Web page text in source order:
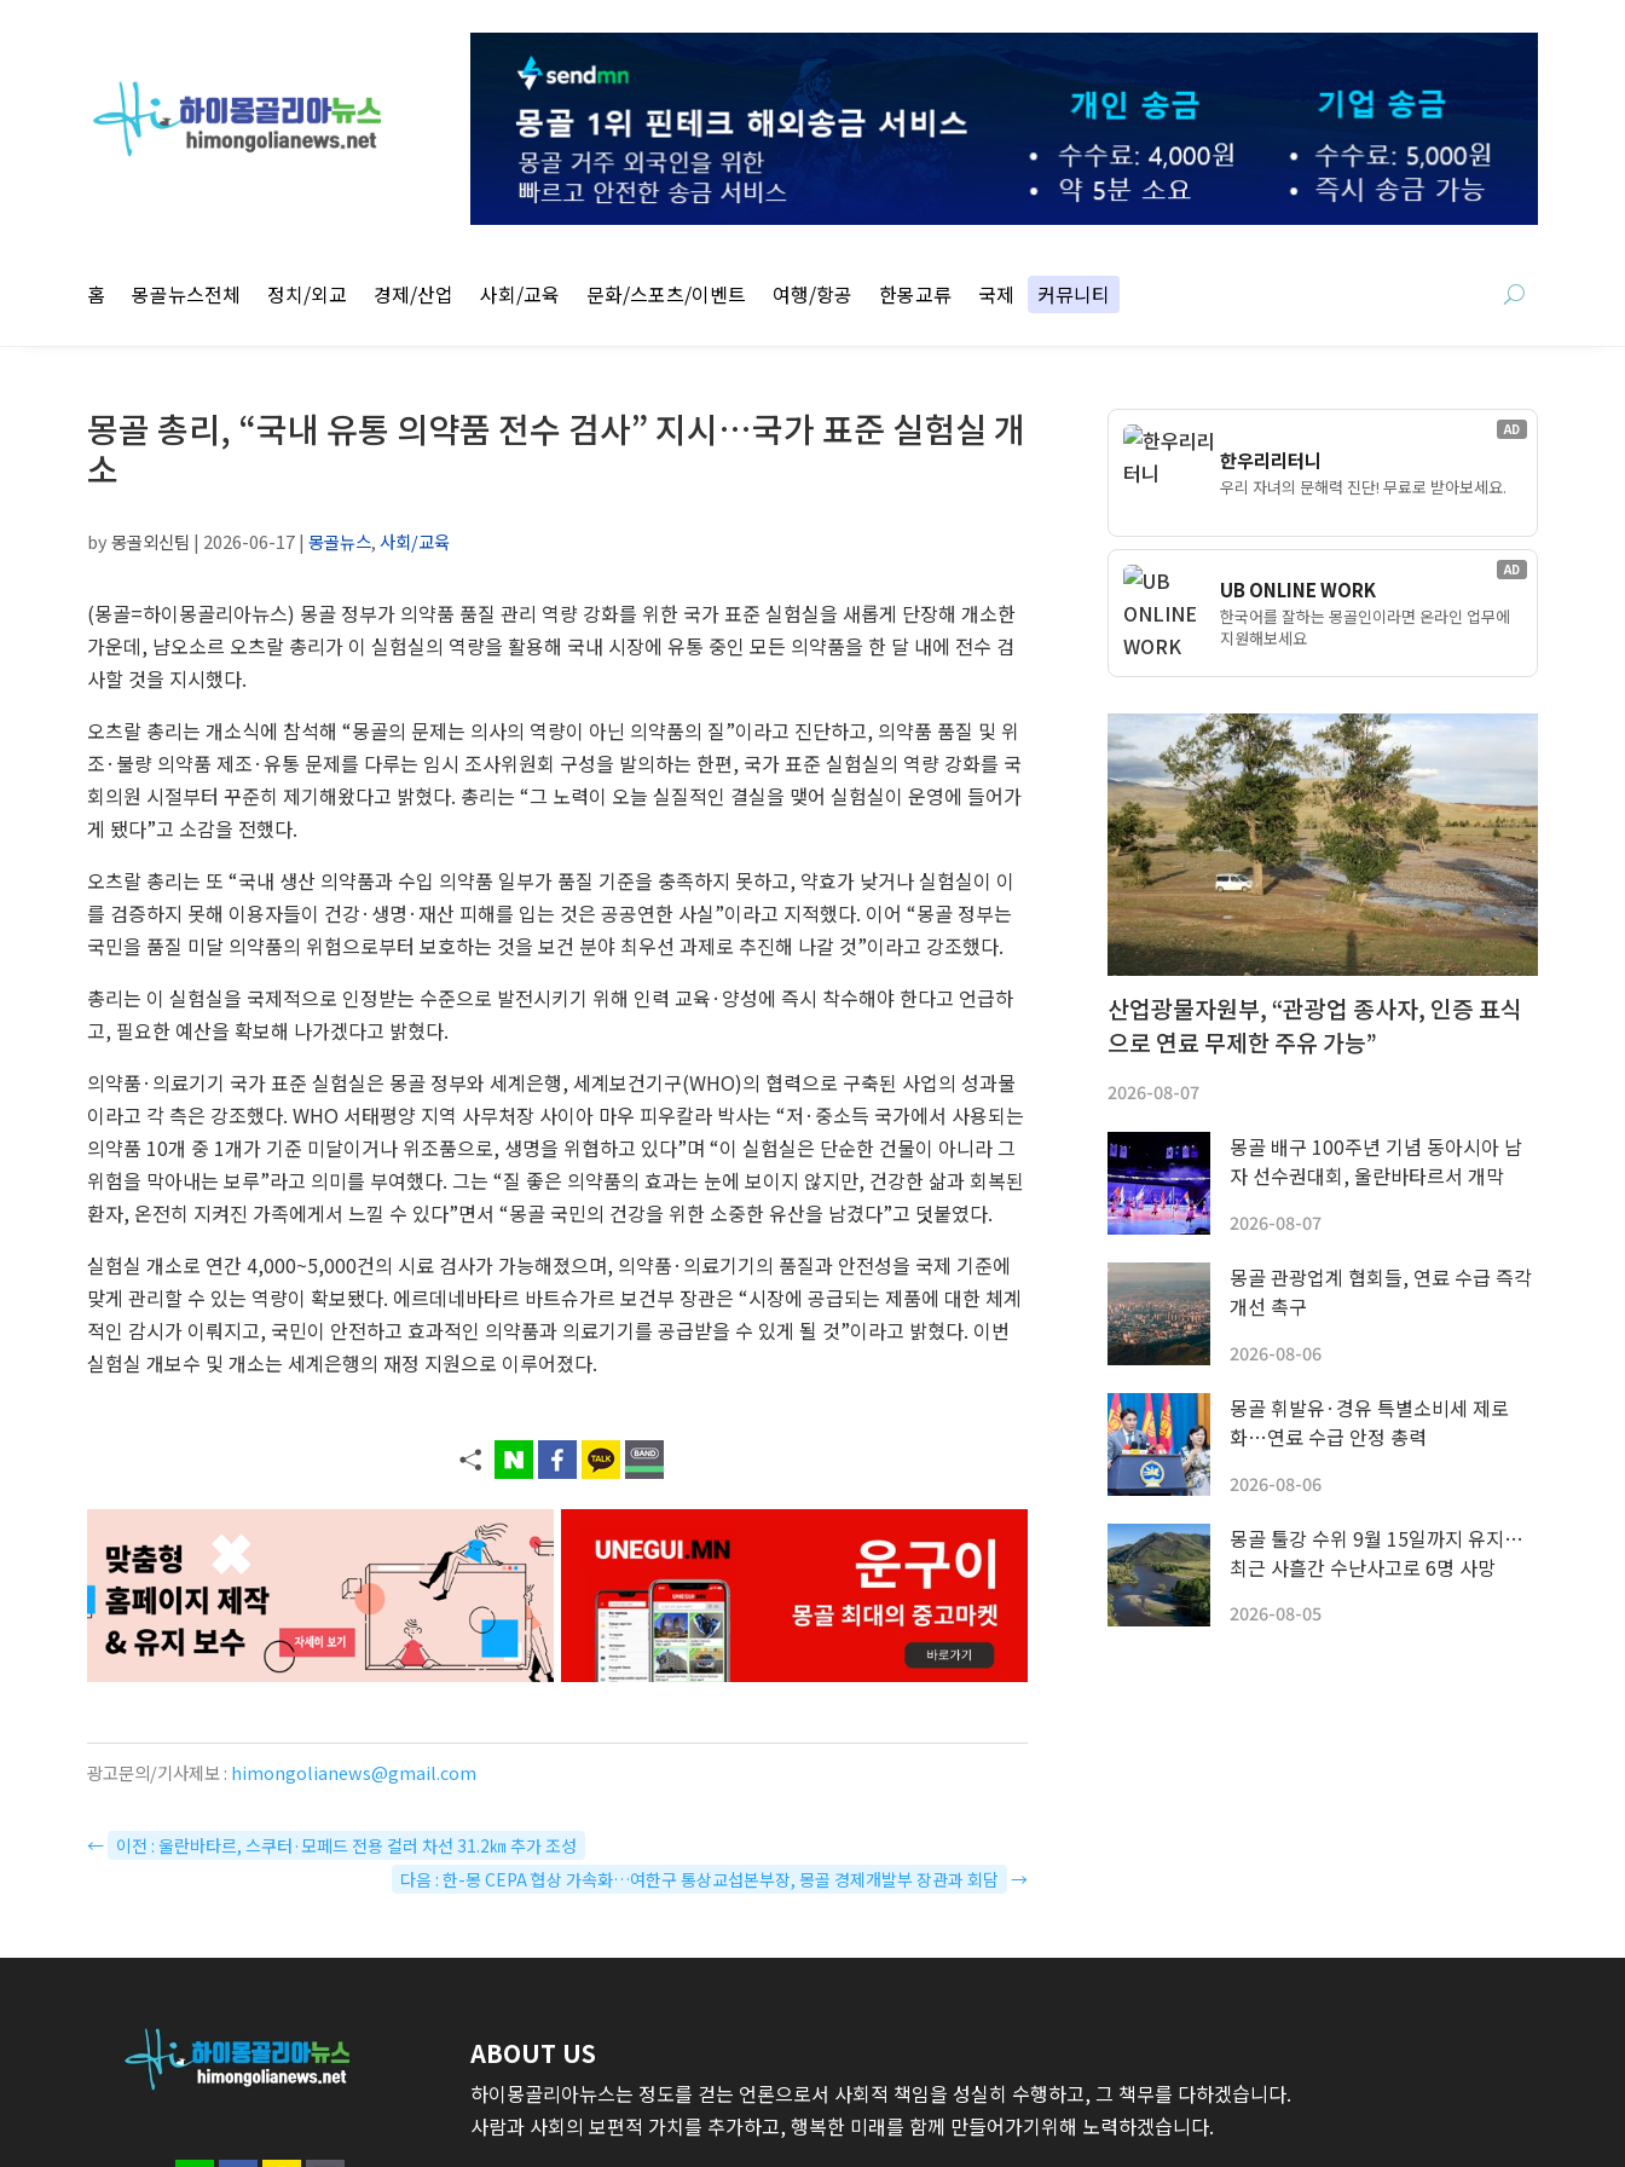
홈 몽골뉴스전체 정치/외교 경제/산업 사회/교육 문화/스포츠/이벤트 여행/항공 한몽교류 국제 커뮤니티
몽골 총리, “국내 유통 의약품 전수 검사” 지시…국가 표준 실험실 개
소
by몽골외신팀 | 2026-06-17| 몽골뉴스,사회/교육
(몽골=하이몽골리아뉴스) 몽골 정부가 의약품 품질 관리 역량 강화를 위한 국가 표준 실험실을 새롭게 단장해 개소한
가운데, 냠오소르 오츠랄 총리가 이 실험실의 역량을 활용해 국내 시장에 유통 중인 모든 의약품을 한 달 내에 전수 검
사할 것을 지시했다.
오츠랄 총리는 개소식에 참석해 “몽골의 문제는 의사의 역량이 아닌 의약품의 질”이라고 진단하고, 의약품 품질 및 위
조·불량 의약품 제조·유통 문제를 다루는 임시 조사위원회 구성을 발의하는 한편, 국가 표준 실험실의 역량 강화를 국
회의원 시절부터 꾸준히 제기해왔다고 밝혔다. 총리는 “그 노력이 오늘 실질적인 결실을 맺어 실험실이 운영에 들어가
게 됐다”고 소감을 전했다.
오츠랄 총리는 또 “국내 생산 의약품과 수입 의약품 일부가 품질 기준을 충족하지 못하고, 약효가 낮거나 실험실이 이
를 검증하지 못해 이용자들이 건강·생명·재산 피해를 입는 것은 공공연한 사실”이라고 지적했다. 이어 “몽골 정부는
국민을 품질 미달 의약품의 위험으로부터 보호하는 것을 보건 분야 최우선 과제로 추진해 나갈 것”이라고 강조했다.
총리는 이 실험실을 국제적으로 인정받는 수준으로 발전시키기 위해 인력 교육·양성에 즉시 착수해야 한다고 언급하
고, 필요한 예산을 확보해 나가겠다고 밝혔다.
의약품·의료기기 국가 표준 실험실은 몽골 정부와 세계은행, 세계보건기구(WHO)의 협력으로 구축된 사업의 성과물
이라고 각 측은 강조했다. WHO 서태평양 지역 사무처장 사이아 마우 피우칼라 박사는 “저·중소득 국가에서 사용되는
의약품 10개 중 1개가 기준 미달이거나 위조품으로, 생명을 위협하고 있다”며 “이 실험실은 단순한 건물이 아니라 그
위험을 막아내는 보루”라고 의미를 부여했다. 그는 “질 좋은 의약품의 효과는 눈에 보이지 않지만, 건강한 삶과 회복된
환자, 온전히 지켜진 가족에게서 느낄 수 있다”면서 “몽골 국민의 건강을 위한 소중한 유산을 남겼다”고 덧붙였다.
실험실 개소로 연간 4,000~5,000건의 시료 검사가 가능해졌으며, 의약품·의료기기의 품질과 안전성을 국제 기준에
맞게 관리할 수 있는 역량이 확보됐다. 에르데네바타르 바트슈가르 보건부 장관은 “시장에 공급되는 제품에 대한 체계
적인 감시가 이뤄지고, 국민이 안전하고 효과적인 의약품과 의료기기를 공급받을 수 있게 될 것”이라고 밝혔다. 이번
실험실 개보수 및 개소는 세계은행의 재정 지원으로 이루어졌다.
광고문의/기사제보 : himongolianews@gmail.com
← 이전 : 울란바타르, 스쿠터·모페드 전용 컬러 차선 31.2㎞ 추가 조성
다음 : 한-몽 CEPA 협상 가속화…여한구 통상교섭본부장, 몽골 경제개발부 장관과 회담 →
AD
한우리리터니
우리 자녀의 문해력 진단! 무료로 받아보세요.
AD
UB ONLINE WORK
한국어를 잘하는 몽골인이라면 온라인 업무에
지원해보세요
산업광물자원부, “관광업 종사자, 인증 표식
으로 연료 무제한 주유 가능”
2026-08-07
몽골 배구 100주년 기념 동아시아 남
자 선수권대회, 울란바타르서 개막
2026-08-07
몽골 관광업계 협회들, 연료 수급 즉각
개선 촉구
2026-08-06
몽골 휘발유·경유 특별소비세 제로
화…연료 수급 안정 총력
2026-08-06
몽골 툴강 수위 9월 15일까지 유지…
최근 사흘간 수난사고로 6명 사망
2026-08-05
ABOUT US
하이몽골리아뉴스는 정도를 걷는 언론으로서 사회적 책임을 성실히 수행하고, 그 책무를 다하겠습니다.
사람과 사회의 보편적 가치를 추가하고, 행복한 미래를 함께 만들어가기위해 노력하겠습니다.